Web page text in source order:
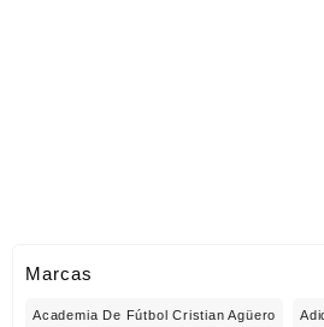
Marcas
Academia De Fútbol Cristian Agüero